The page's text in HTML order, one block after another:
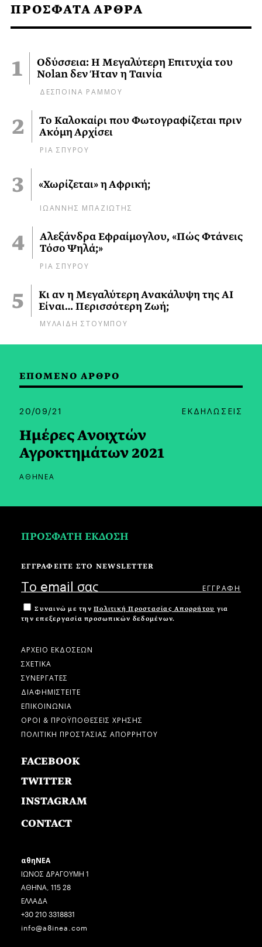
ΠΡΟΣΦΑΤΑ ΑΡΘΡΑ
Οδύσσεια: Η Μεγαλύτερη Επιτυχία του
Nolan δεν Ήταν η Ταινία
ΔΕΣΠΟΙΝΑ ΡΑΜΜΟΥ
Το Καλοκαίρι που Φωτογραφίζεται πριν
Ακόμη Αρχίσει
ΡΙΑ ΣΠΥΡΟΥ
«Χωρίζεται» η Αφρική;
ΙΩΑΝΝΗΣ ΜΠΑΖΙΩΤΗΣ
Αλεξάνδρα Εφραίμογλου, «Πώς Φτάνεις
Τόσο Ψηλά;»
ΡΙΑ ΣΠΥΡΟΥ
Κι αν η Μεγαλύτερη Ανακάλυψη της AI
Είναι… Περισσότερη Ζωή;
ΜΥΛΑΙΔΗ ΣΤΟΥΜΠΟΥ
ΕΠΟΜΕΝΟ ΑΡΘΡΟ
20/09/21 ΕΚΔΗΛΩΣΕΙΣ
Ημέρες Ανοιχτών
Αγροκτημάτων 2021
ΑΘΗΝΕΑ
ΠΡΟΣΦΑΤΗ ΕΚΔΟΣΗ
ΕΓΓΡΑΦΕΙΤΕ ΣΤΟ NEWSLETTER
Συναινώ με την Πολιτική Προστασίας Απορρήτου για
την επεξεργασία προσωπικών δεδομένων.
ΑΡΧΕΙΟ ΕΚΔΟΣΕΩΝ
ΣΧΕΤΙΚΑ
ΣΥΝΕΡΓΑΤΕΣ
ΔΙΑΦΗΜΙΣΤΕΙΤΕ
ΕΠΙΚΟΙΝΩΝΙΑ
ΟΡΟΙ & ΠΡΟΫΠΟΘΕΣΕΙΣ ΧΡΗΣΗΣ
ΠΟΛΙΤΙΚΗ ΠΡΟΣΤΑΣΙΑΣ ΑΠΟΡΡΗΤΟΥ
FACEBOOK
TWITTER
INSTAGRAM
CONTACT
αθηΝΕΑ
ΙΩΝΟΣ ΔΡΑΓΟΥΜΗ 1
ΑΘΗΝΑ, 115 28
ΕΛΛΑΔΑ
+30 210 3318831
info@a8inea.com